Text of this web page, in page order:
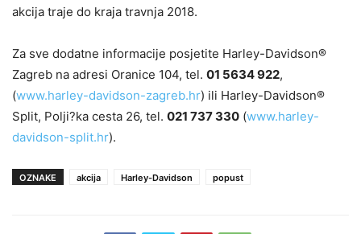
akcija traje do kraja travnja 2018.
Za sve dodatne informacije posjetite Harley-Davidson®
Zagreb na adresi Oranice 104, tel. 01 5634 922,
(www.harley-davidson-zagreb.hr) ili Harley-Davidson®
Split, Polji?ka cesta 26, tel. 021 737 330 (www.harley-
davidson-split.hr).
OZNAKE akcija Harley-Davidson popust